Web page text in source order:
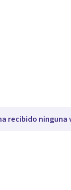
recibido ninguna